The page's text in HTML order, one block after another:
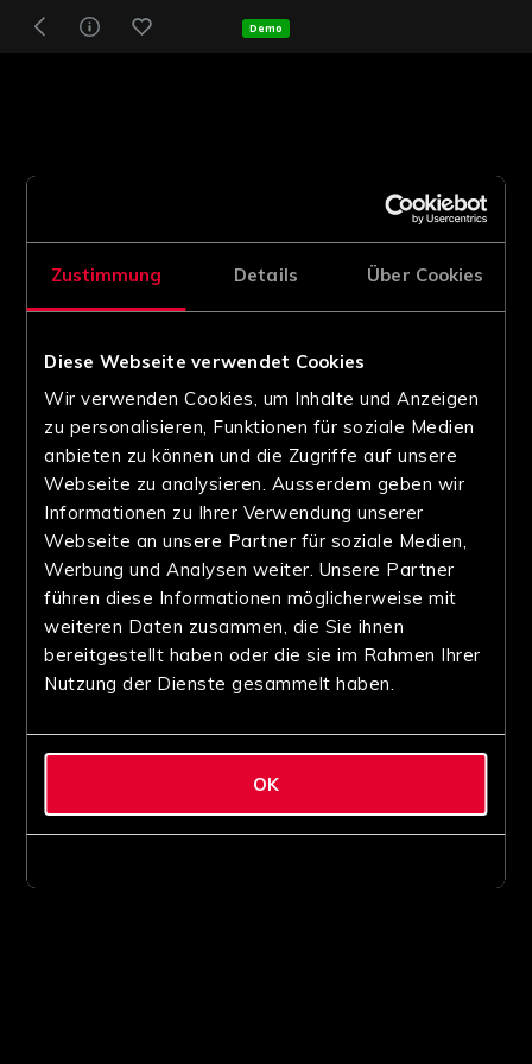
Zustimmung Details Über Cookies
Diese Webseite verwendet Cookies
Wir verwenden Cookies, um Inhalte und Anzeigen
zu personalisieren, Funktionen für soziale Medien
anbieten zu können und die Zugriffe auf unsere
Webseite zu analysieren. Ausserdem geben wir
Informationen zu Ihrer Verwendung unserer
Webseite an unsere Partner für soziale Medien,
Werbung und Analysen weiter. Unsere Partner
führen diese Informationen möglicherweise mit
weiteren Daten zusammen, die Sie ihnen
bereitgestellt haben oder die sie im Rahmen Ihrer
Nutzung der Dienste gesammelt haben.
OK
Demo